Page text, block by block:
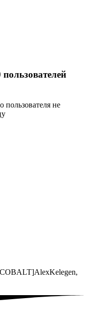
пользователей
пользователя не